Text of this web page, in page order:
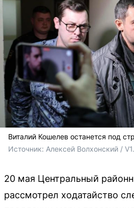
Виталий Кошелев останется под
Источник: Алексей Волхонский /
20 мая Центральный
рассмотрел ходатайство